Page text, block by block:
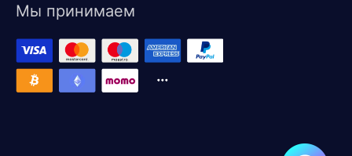
Мы принимаем